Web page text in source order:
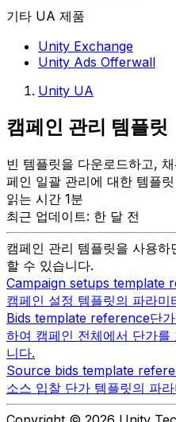
기타 UA 제품
Unity Exchange
Unity Ads Offerwall
Unity UA
캠페인 관리 템플릿
빈 템플릿을 다운로드하고,
페인 일괄 관리에 대한 템플
읽는 시간 1분
최근 업데이트: 한 달 전
캠페인 관리 템플릿을 사용
할 수 있습니다.
Campaign setups template
캠페인 설정 템플릿의 파라미
Bids template reference단
하여 캠페인 전체에서 단가
니다.
Source bids template
소스 입찰 단가 템플릿의 파